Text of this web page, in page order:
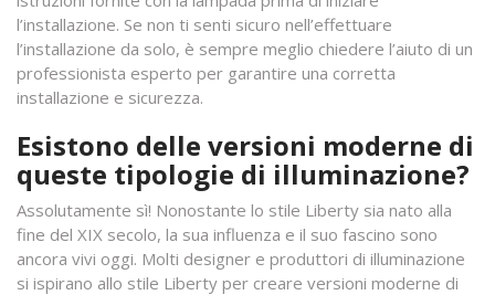
l’installazione. Se non ti senti sicuro nell’effettuare
l’installazione da solo, è sempre meglio chiedere l’aiuto di un
professionista esperto per garantire una corretta
installazione e sicurezza.
Esistono delle versioni moderne di
queste tipologie di illuminazione?
Assolutamente sì! Nonostante lo stile Liberty sia nato alla
fine del XIX secolo, la sua influenza e il suo fascino sono
ancora vivi oggi. Molti designer e produttori di illuminazione
si ispirano allo stile Liberty per creare versioni moderne di